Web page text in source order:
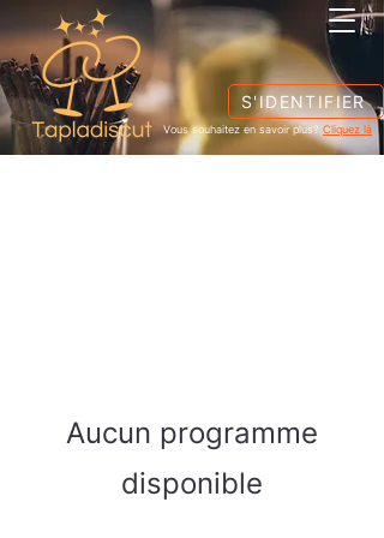
Vous souhaitez en savoir plus? Cliquez là
S'IDENTIFIER
Aucun programme
disponible